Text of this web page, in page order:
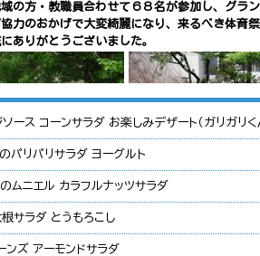
ース コーンサラダ お楽しみデザート（ガリガリく
パリパリサラダ ヨーグルト
ムニエル カラフルナッツサラダ
サラダ とうもろこし
ンズ アーモンドサラダ
の方・教職員合わせて６８名が参加し、グラ
力のおかげで大変綺麗になり、来るべき体育
ありがとうございました。